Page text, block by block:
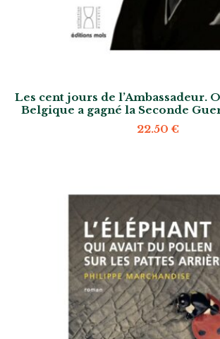
Les cent jours de l’Ambassadeur.
Belgique a gagné la Seconde
22.50 €